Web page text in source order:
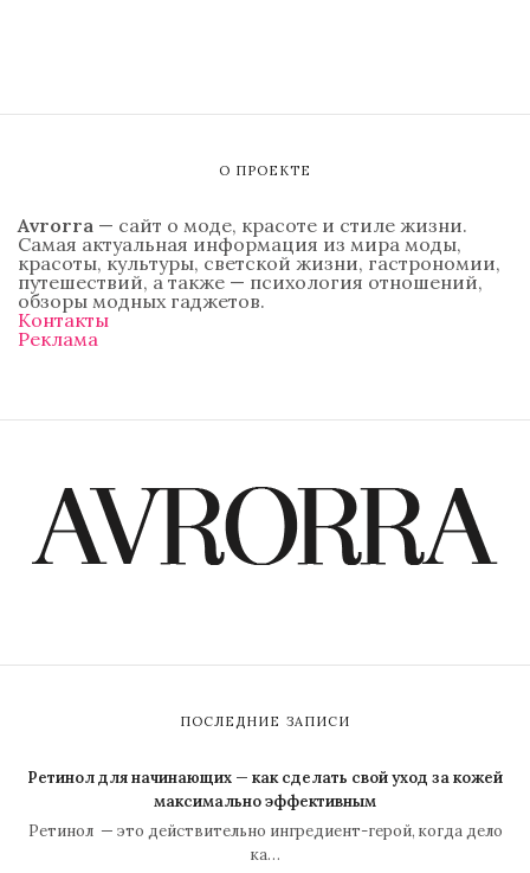
О ПРОЕКТЕ
Avrorra — сайт о моде, красоте и стиле жизни.
Самая актуальная информация из мира моды,
красоты, культуры, светской жизни, гастрономии,
путешествий, а также — психология отношений,
обзоры модных гаджетов.
Контакты
Реклама
ПОСЛЕДНИЕ ЗАПИСИ
Ретинол для начинающих — как сделать свой уход за кожей
максимально эффективным
Ретинол — это действительно ингредиент-герой, когда дело
ка…